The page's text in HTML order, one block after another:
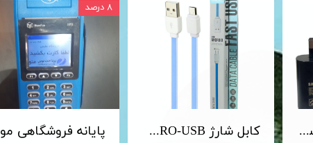
۸ درصد
کابل شارژ MICRO-USB اندروید LDNIO الدینیو مدل XS-07 متراژ 1 متر شارژر 25 وات سامسونگ اصلی 25W Travel Adapter